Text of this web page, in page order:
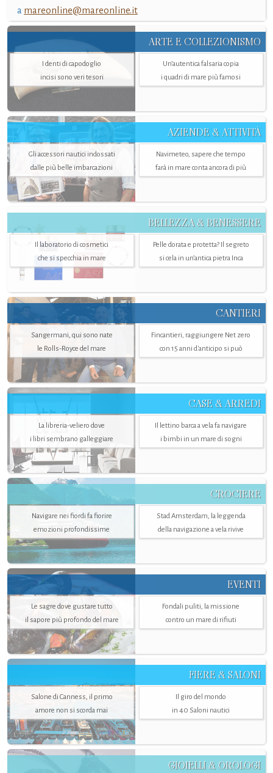
a mareonline@mareonline.it
ARTE E COLLEZIONISMO
I denti di capodoglio
incisi sono veri tesori
Un’autentica falsaria copia
i quadri di mare più famosi
AZIENDE & ATTIVITÀ
Gli accessori nautici indossati
dalle più belle imbarcazioni
Navimeteo, sapere che tempo
farà in mare conta ancora di più
BELLEZZA & BENESSERE
Il laboratorio di cosmetici
che si specchia in mare
Pelle dorata e protetta? Il segreto
si cela in un’antica pietra Inca
CANTIERI
Sangermani, qui sono nate
le Rolls-Royce del mare
Fincantieri, raggiungere Net zero
con 15 anni d'anticipo si può
CASE & ARREDI
La libreria-veliero dove
i libri sembrano galleggiare
Il lettino barca a vela fa navigare
i bimbi in un mare di sogni
CROCIERE
Navigare nei fiordi fa fiorire
emozioni profondissime
Stad Amsterdam, la leggenda
della navigazione a vela rivive
EVENTI
Le sagre dove gustare tutto
il sapore più profondo del mare
Fondali puliti, la missione
contro un mare di rifiuti
FIERE & SALONI
Salone di Canness, il primo
amore non si scorda mai
Il giro del mondo
in 40 Saloni nautici
GIOIELLI & OROLOGI